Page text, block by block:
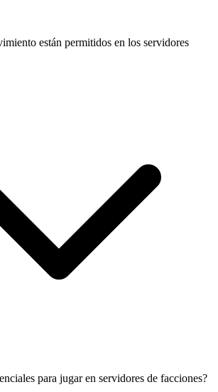
están permitidos en los servidores
para jugar en servidores de facciones?